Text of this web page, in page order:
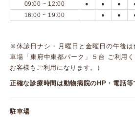
09:00 ~ 12:00
● ● ●
16:00 ~ 19:00 ● ●
※休診日ナシ・月曜日と金曜日の午後
車場「東府中東都パーク」５台 ご利用
お客様もご利用になります。）
正確な診療時間は動物病院のHP・電話等
駐車場